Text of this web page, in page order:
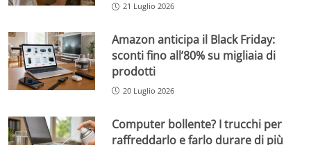
21 Luglio 2026
Amazon anticipa il Black Friday:
sconti fino all’80% su migliaia di
prodotti
20 Luglio 2026
Computer bollente? I trucchi per
raffreddarlo e farlo durare di più